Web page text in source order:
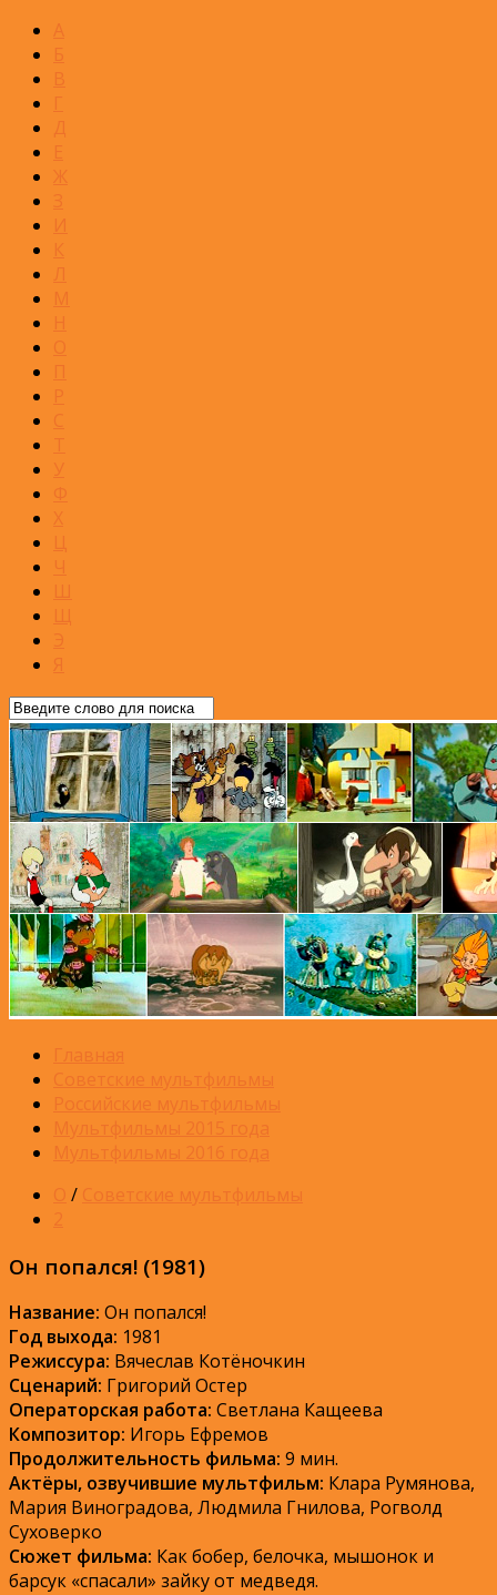
А
Б
В
Г
Д
Е
Ж
З
И
К
Л
М
Н
О
П
Р
С
Т
У
Ф
Х
Ц
Ч
Ш
Щ
Э
Я
Главная
Советские мультфильмы
Российские мультфильмы
Мультфильмы 2015 года
Мультфильмы 2016 года
О / Советские мультфильмы
2
Он попался! (1981)
Название: Он попался!
Год выхода: 1981
Режиссура: Вячеслав Котёночкин
Сценарий: Григорий Остер
Операторская работа: Светлана Кащеева
Композитор: Игорь Ефремов
Продолжительность фильма: 9 мин.
Актёры, озвучившие мультфильм: Клара Румянова,
Мария Виноградова, Людмила Гнилова, Рогволд
Суховерко
Сюжет фильма: Как бобер, белочка, мышонок и
барсук «спасали» зайку от медведя.